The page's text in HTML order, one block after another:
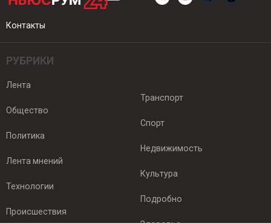
Контакты
РУБРИКИ
Лента
Общество
Политика
Лента мнений
Технологии
Происшествия
Транспорт
Спорт
Недвижимость
Культура
Подробно